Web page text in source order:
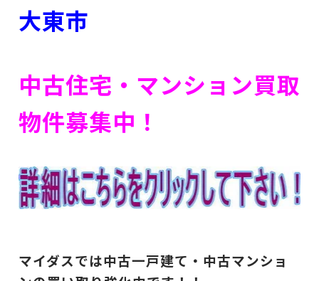
大東市
中古住宅・マンション買取
物件募集中！
マイダスでは中古一戸建て・中古マンショ